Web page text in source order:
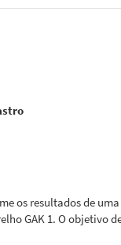
os resultados de
GAK 1. O objetivo